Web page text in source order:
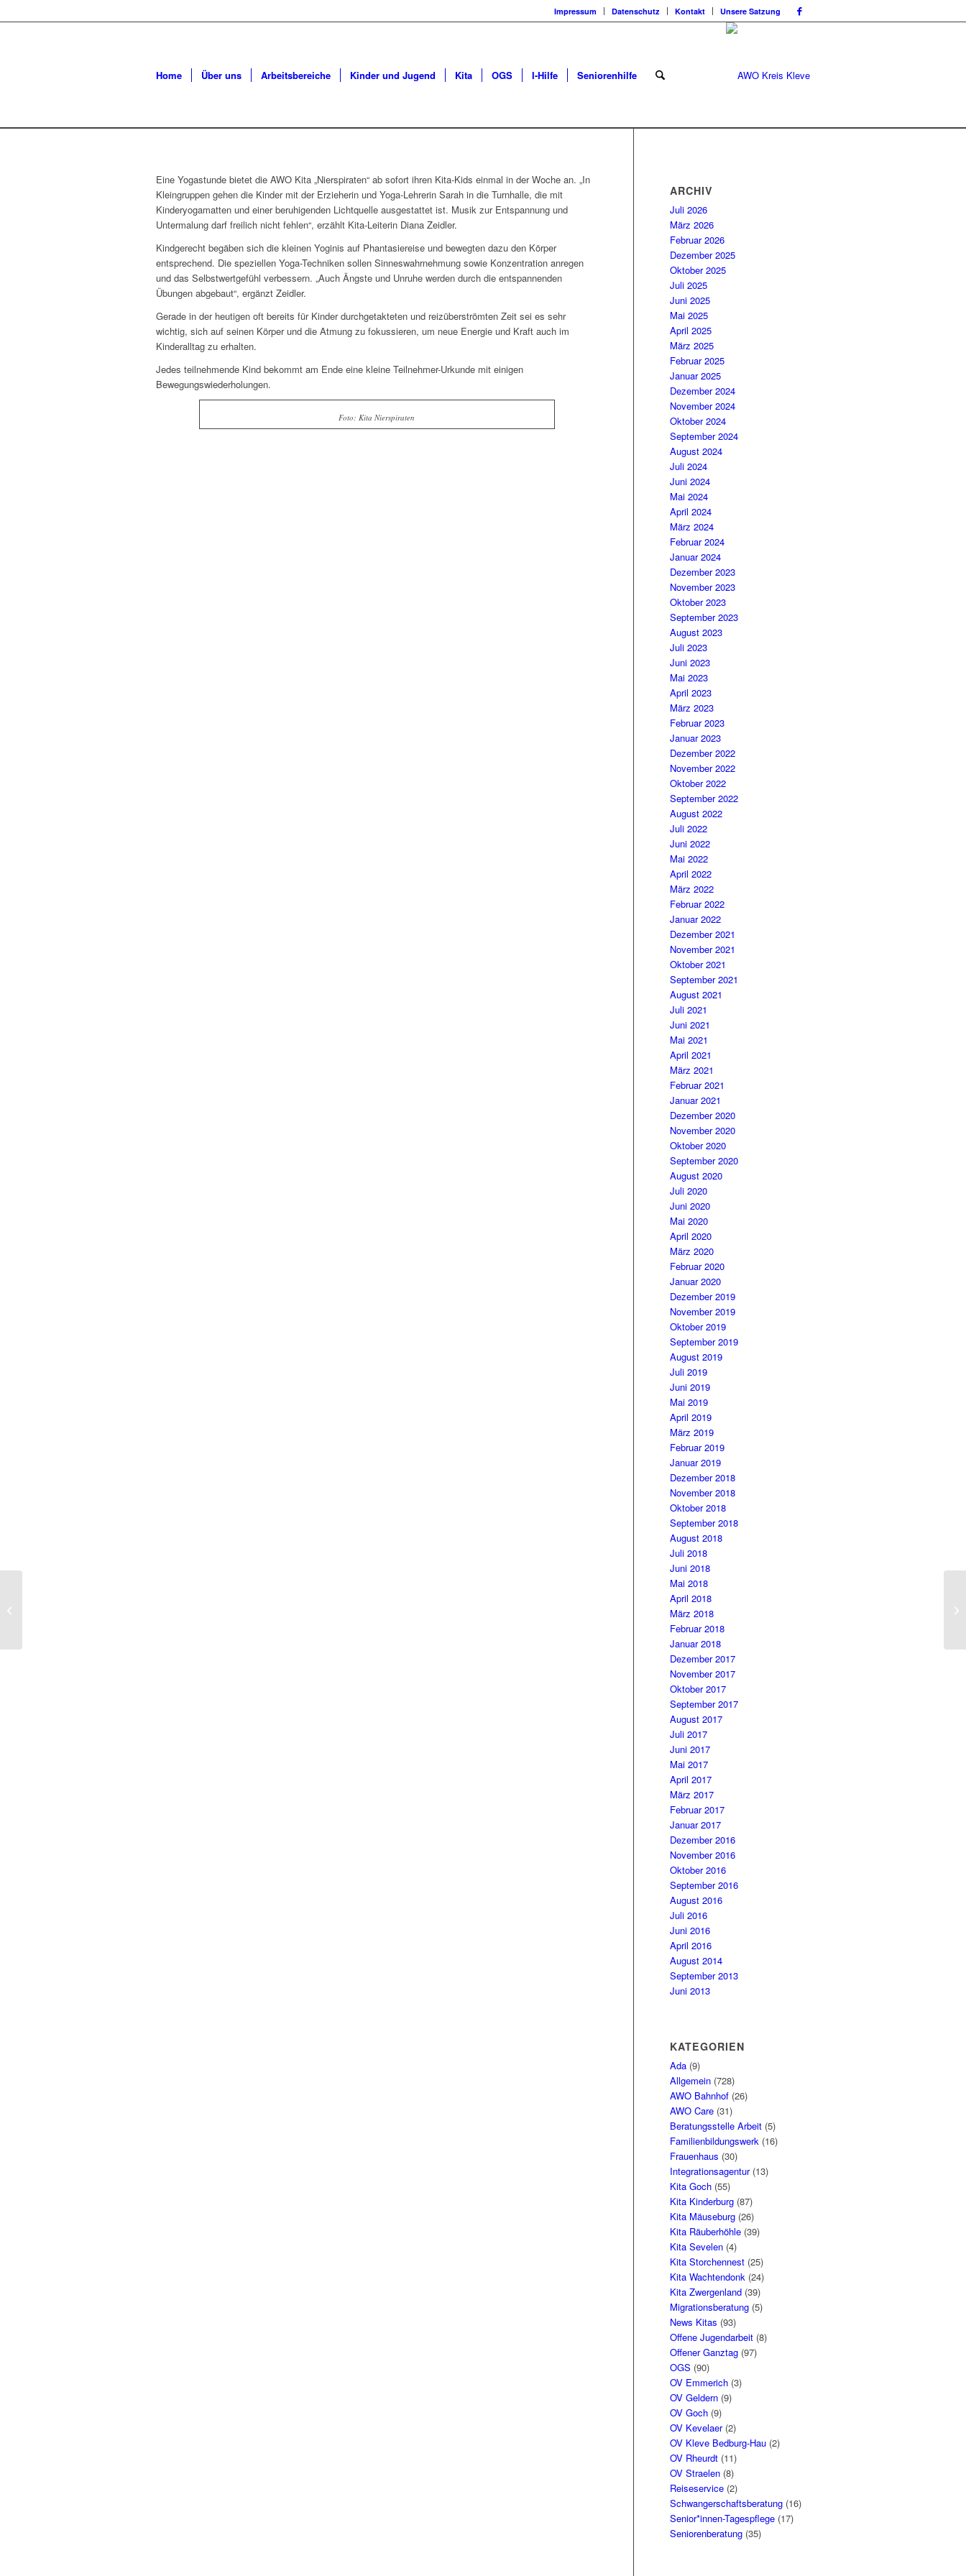
Impressum Datenschutz Kontakt Unsere Satzung
Home Über uns Arbeitsbereiche Kinder und Jugend Kita OGS I-Hilfe Seniorenhilfe
Eine Yogastunde bietet die AWO Kita „Nierspiraten“ ab sofort ihren Kita-Kids einmal in der Woche an. „In
Kleingruppen gehen die Kinder mit der Erzieherin und Yoga-Lehrerin Sarah in die Turnhalle, die mit
Kinderyogamatten und einer beruhigenden Lichtquelle ausgestattet ist. Musik zur Entspannung und
Untermalung darf freilich nicht fehlen“, erzählt Kita-Leiterin Diana Zeidler.
Kindgerecht begäben sich die kleinen Yoginis auf Phantasiereise und bewegten dazu den Körper
entsprechend. Die speziellen Yoga-Techniken sollen Sinneswahrnehmung sowie Konzentration anregen
und das Selbstwertgefühl verbessern. „Auch Ängste und Unruhe werden durch die entspannenden
Übungen abgebaut“, ergänzt Zeidler.
Gerade in der heutigen oft bereits für Kinder durchgetakteten und reizüberströmten Zeit sei es sehr
wichtig, sich auf seinen Körper und die Atmung zu fokussieren, um neue Energie und Kraft auch im
Kinderalltag zu erhalten.
Jedes teilnehmende Kind bekommt am Ende eine kleine Teilnehmer-Urkunde mit einigen
Bewegungswiederholungen.
Foto: Kita Nierspiraten
ARCHIV
Juli 2026
März 2026
Februar 2026
Dezember 2025
Oktober 2025
Juli 2025
Juni 2025
Mai 2025
April 2025
März 2025
Februar 2025
Januar 2025
Dezember 2024
November 2024
Oktober 2024
September 2024
August 2024
Juli 2024
Juni 2024
Mai 2024
April 2024
März 2024
Februar 2024
Januar 2024
Dezember 2023
November 2023
Oktober 2023
September 2023
August 2023
Juli 2023
Juni 2023
Mai 2023
April 2023
März 2023
Februar 2023
Januar 2023
Dezember 2022
November 2022
Oktober 2022
September 2022
August 2022
Juli 2022
Juni 2022
Mai 2022
April 2022
März 2022
Februar 2022
Januar 2022
Dezember 2021
November 2021
Oktober 2021
September 2021
August 2021
Juli 2021
Juni 2021
Mai 2021
April 2021
März 2021
Februar 2021
Januar 2021
Dezember 2020
November 2020
Oktober 2020
September 2020
August 2020
Juli 2020
Juni 2020
Mai 2020
April 2020
März 2020
Februar 2020
Januar 2020
Dezember 2019
November 2019
Oktober 2019
September 2019
August 2019
Juli 2019
Juni 2019
Mai 2019
April 2019
März 2019
Februar 2019
Januar 2019
Dezember 2018
November 2018
Oktober 2018
September 2018
August 2018
Juli 2018
Juni 2018
Mai 2018
April 2018
März 2018
Februar 2018
Januar 2018
Dezember 2017
November 2017
Oktober 2017
September 2017
August 2017
Juli 2017
Juni 2017
Mai 2017
April 2017
März 2017
Februar 2017
Januar 2017
Dezember 2016
November 2016
Oktober 2016
September 2016
August 2016
Juli 2016
Juni 2016
April 2016
August 2014
September 2013
Juni 2013
KATEGORIEN
Ada (9)
Allgemein (728)
AWO Bahnhof (26)
AWO Care (31)
Beratungsstelle Arbeit (5)
Familienbildungswerk (16)
Frauenhaus (30)
Integrationsagentur(13)
Kita Goch (55)
Kita Kinderburg (87)
Kita Mäuseburg (26)
Kita Räuberhöhle (39)
Kita Sevelen (4)
Kita Storchennest (25)
Kita Wachtendonk (24)
Kita Zwergenland (39)
Migrationsberatung (5)
News Kitas (93)
Offene Jugendarbeit (8)
Offener Ganztag (97)
OGS (90)
OV Emmerich (3)
OV Geldern (9)
OV Goch (9)
OV Kevelaer(2)
OV Kleve Bedburg-Hau (2)
OV Rheurdt (11)
OV Straelen (8)
Reiseservice (2)
Schwangerschaftsberatung (16)
Senior*innen-Tagespflege (17)
Seniorenberatung (35)